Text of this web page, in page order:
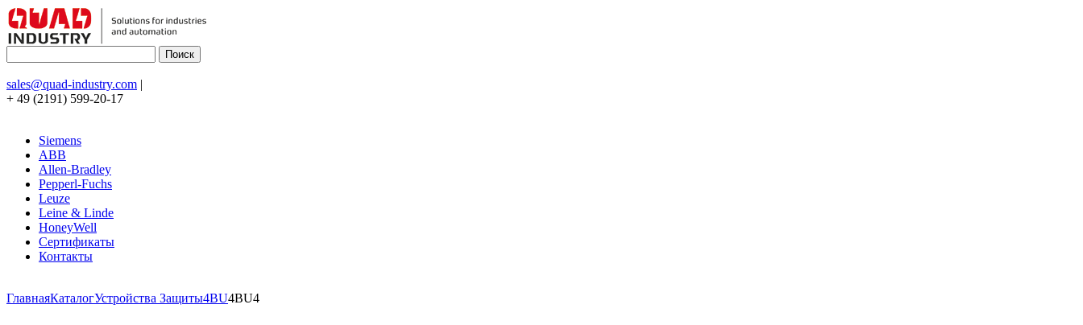
sales@quad-industry.com |
+ 49 (2191) 599-20-17
Siemens
ABB
Allen-Bradley
Pepperl-Fuchs
Leuze
Leine & Linde
HoneyWell
Сертификаты
Контакты
ГлавнаяКаталогУстройства Защиты4BU4BU4